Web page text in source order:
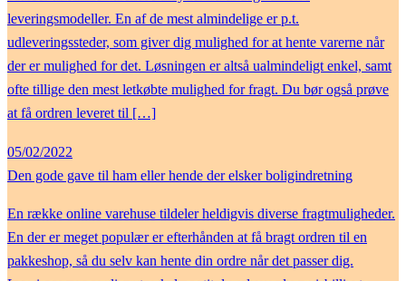
leveringsmodeller. En af de mest almindelige er p.t.
udleveringssteder, som giver dig mulighed for at hente varerne når
der er mulighed for det. Løsningen er altså ualmindeligt enkel, samt
ofte tillige den mest letkøbte mulighed for fragt. Du bør også prøve
at få ordren leveret til […]
05/02/2022
Den gode gave til ham eller hende der elsker boligindretning
En række online varehuse tildeler heldigvis diverse fragtmuligheder.
En der er meget populær er efterhånden at få bragt ordren til en
pakkeshop, så du selv kan hente din ordre når det passer dig.